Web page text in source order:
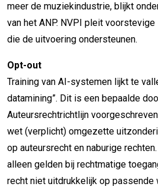
meer de muziekindustrie, blijkt
van het ANP. NVPI pleit
die de uitvoering ondersteunen.
Opt-out
Training van AI-systemen lijkt te
datamining”. Dit is een bepaalde
Auteursrechtrichtlijn
wet (verplicht) omgezette
op auteursrecht en naburige
alleen gelden bij rechtmatige
recht niet uitdrukkelijk op passende